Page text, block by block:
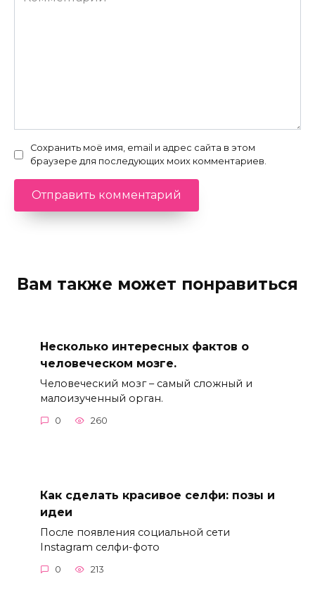
Сохранить моё имя, email и адрес сайта в этом
браузере для последующих моих комментариев.
Вам также может понравиться
Несколько интересных фактов о
человеческом мозге.
Человеческий мозг – самый сложный и
малоизученный орган.
0 260
Как сделать красивое селфи: позы и
идеи
После появления социальной сети
Instagram селфи-фото
0 213